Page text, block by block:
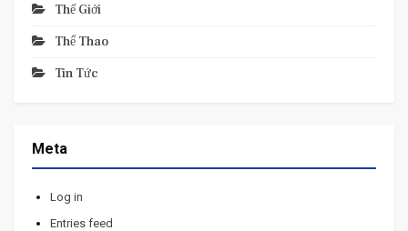
Thế Giới
Thể Thao
Tin Tức
Meta
Log in
Entries feed